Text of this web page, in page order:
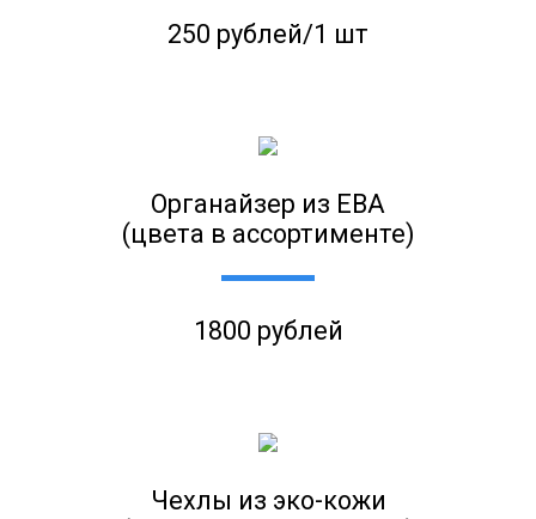
250 рублей/1 шт
Органайзер из ЕВА
(цвета в ассортименте)
1800 рублей
Чехлы из эко-кожи